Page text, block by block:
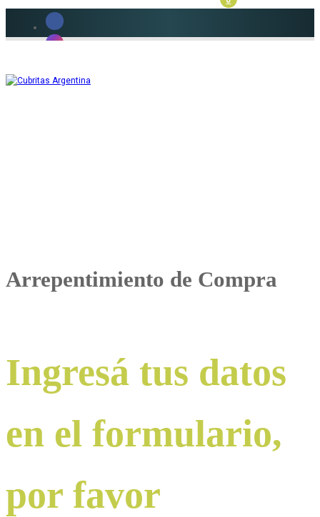
m
Arrepentimiento de Compra
Ingresá tus datos
en el formulario,
por favor